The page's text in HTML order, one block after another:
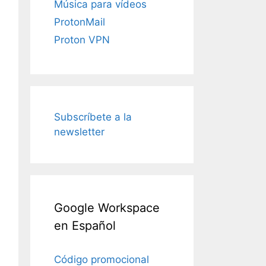
Música para vídeos
ProtonMail
Proton VPN
Subscríbete a la
newsletter
Google Workspace
en Español
Código promocional